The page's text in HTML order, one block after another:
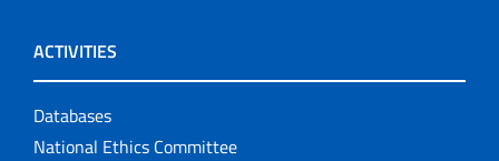
ACTIVITIES
Databases
National Ethics Committee